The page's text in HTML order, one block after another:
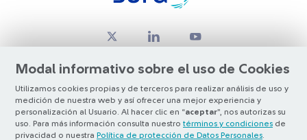
Modal informativo sobre el uso de Cookies
Utilizamos cookies propias y de terceros para realizar análisis de uso y
medición de nuestra web y así ofrecer una mejor experiencia y
personalización al Usuario. Al hacer clic en “aceptar”, nos autorizas su
uso. Para más información consulta nuestro términos y condiciones de
privacidad o nuestra Política de protección de Datos Personales
© Copyright Grupo SURA 2026